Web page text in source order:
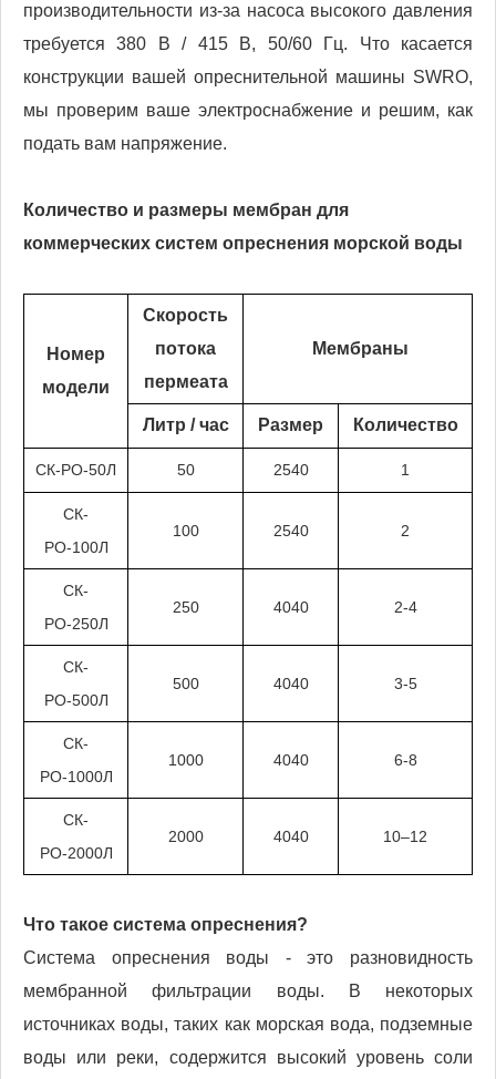
производительности из-за насоса высокого давления
требуется 380 В / 415 В, 50/60 Гц. Что касается
конструкции вашей опреснительной машины SWRO,
мы проверим ваше электроснабжение и решим, как
подать вам напряжение.
Количество и размеры мембран для
коммерческих систем опреснения морской воды
Номер
модели
Скорость
потока
пермеата
Мембраны
Литр / час Размер Количество
СК-РО-50Л 50 2540 1
СК-
РО-100Л
100 2540 2
СК-
РО-250Л
250 4040 2-4
СК-
РО-500Л
500 4040 3-5
СК-
РО-1000Л
1000 4040 6-8
СК-
РО-2000Л
2000 4040 10–12
Что такое система опреснения?
Система опреснения воды - это разновидность
мембранной фильтрации воды. В некоторых
источниках воды, таких как морская вода, подземные
воды или реки, содержится высокий уровень соли